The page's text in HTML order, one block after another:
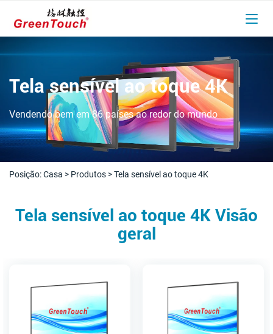
Tela sensível ao toque 4K
Vendendo bem em 86 países ao redor do mundo
Posição:Casa > Produtos >Tela sensível ao toque 4K
Tela sensível ao toque 4K Visão
geral